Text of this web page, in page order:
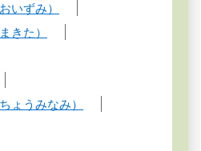
いずみ）
きた）
ょうみなみ）